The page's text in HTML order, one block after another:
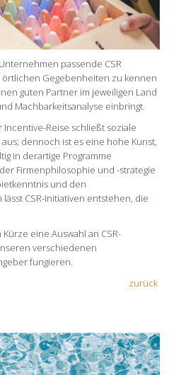
passende CSR
örtlichen Gegebenheiten zu kennen
guten Partner im jeweiligen Land
Machbarkeitsanalyse einbringt.
Reise schließt soziale
dennoch ist es eine hohe Kunst,
in derartige Programme
Firmenphilosophie und -strategie
und den
CSR-Initiativen entstehen, die
eine Auswahl an CSR-
verschiedenen
fungieren.
zurück